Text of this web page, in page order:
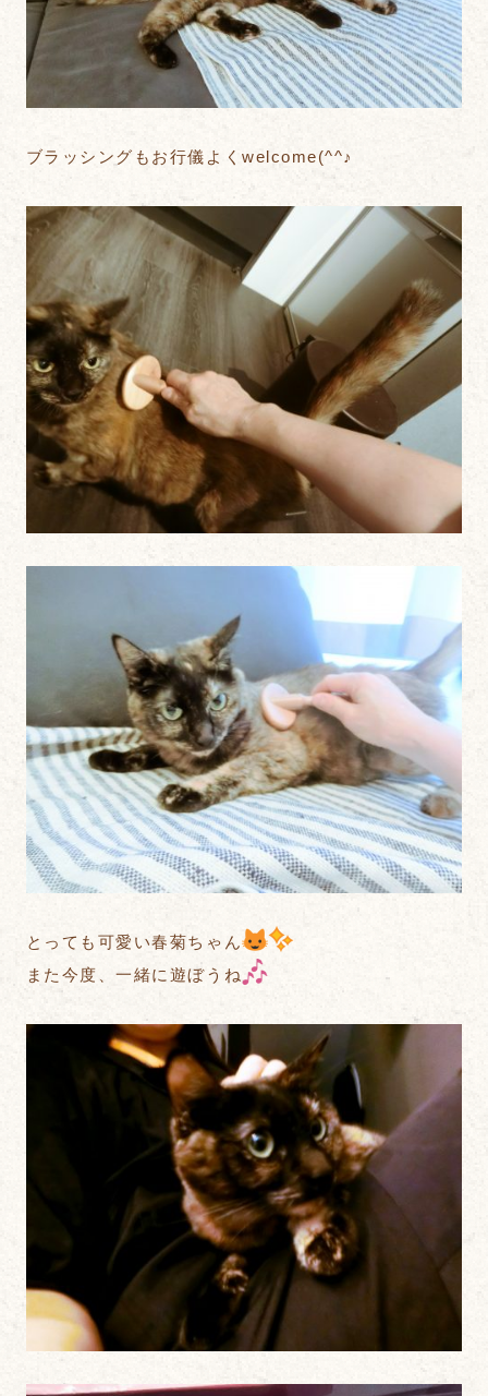
ブラッシングもお行儀よくwelcome(^^♪
とっても可愛い春菊ちゃん
また今度、一緒に遊ぼうね